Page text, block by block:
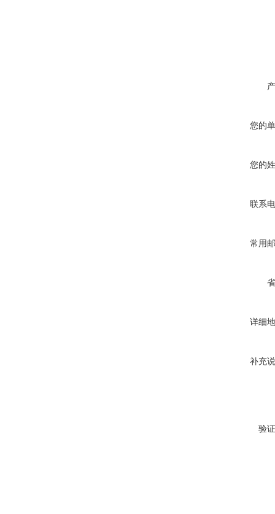
您的
您的
联系
常用
详细
补充
验